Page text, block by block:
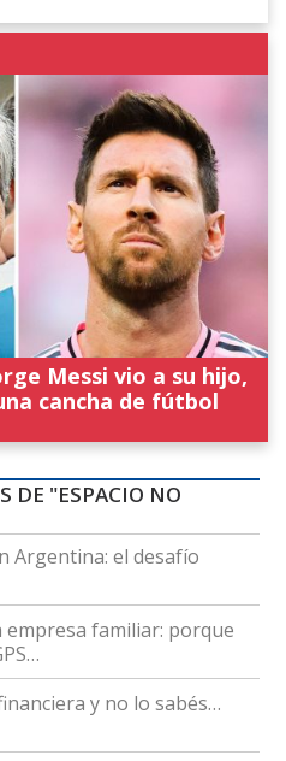
Messi vio a su hijo,
cancha de fútbol
DE "ESPACIO NO
Argentina: el desafío
empresa familiar: porque
y no lo sabés…